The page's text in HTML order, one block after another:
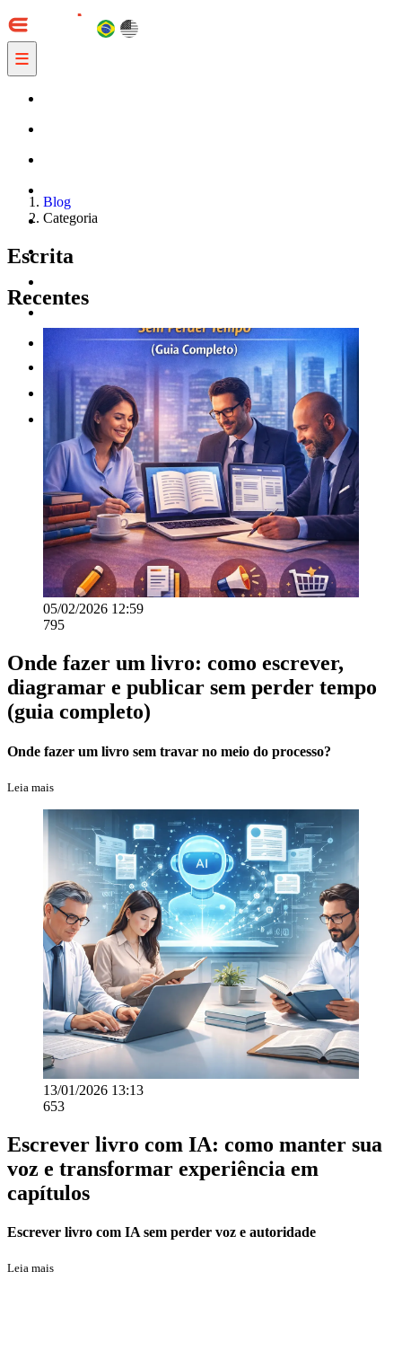
≡
EXTRAS
Blog
Categoria
Escrita
Recentes
05/02/2026 12:59
795
Onde fazer um livro: como escrever,
diagramar e publicar sem perder tempo
(guia completo)
Onde fazer um livro sem travar no meio do processo?
Leia mais
13/01/2026 13:13
653
Escrever livro com IA: como manter sua
voz e transformar experiência em
capítulos
Escrever livro com IA sem perder voz e autoridade
Leia mais